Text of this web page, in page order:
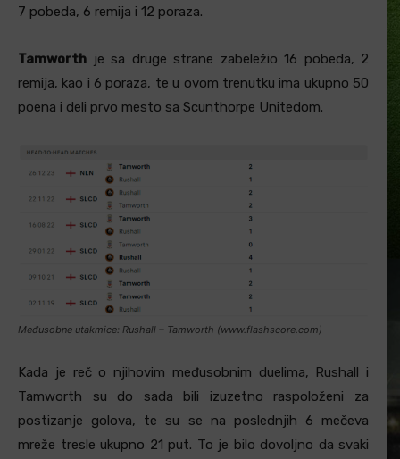
7 pobeda, 6 remija i 12 poraza.
Tamworth je sa druge strane zabeležio 16 pobeda, 2
remija, kao i 6 poraza, te u ovom trenutku ima ukupno 50
poena i deli prvo mesto sa Scunthorpe Unitedom.
Međusobne utakmice: Rushall – Tamworth (www.flashscore.com)
Kada je reč o njihovim međusobnim duelima, Rushall i
Tamworth su do sada bili izuzetno raspoloženi za
postizanje golova, te su se na poslednjih 6 mečeva
mreže tresle ukupno 21 put. To je bilo dovoljno da svaki